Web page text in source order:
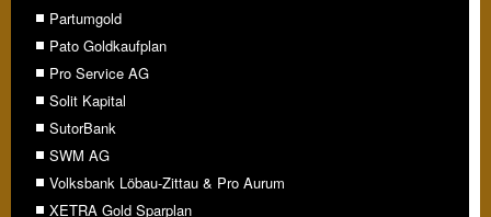
Partumgold
Pato Goldkaufplan
Pro Service AG
Solit Kapital
SutorBank
SWM AG
Volksbank Löbau-Zittau & Pro Aurum
XETRA Gold Sparplan